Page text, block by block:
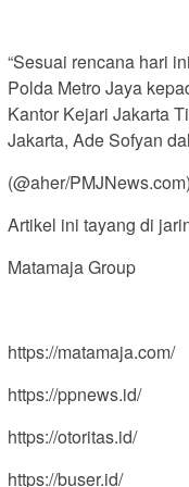
“Sesuai rencana hari
Polda Metro Jaya
Kantor Kejari Jakarta
Jakarta, Ade Sofyan
(@aher/PMJNews.com)
Artikel ini tayang di
Matamaja Group
https://matamaja.com/
https://ppnews.id/
https://otoritas.id/
https://buser.id/